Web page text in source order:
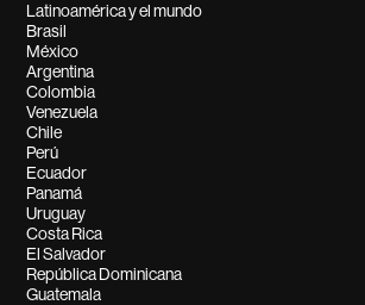
Latinoamérica y el mundo
Brasil
México
Argentina
Colombia
Venezuela
Chile
Perú
Ecuador
Panamá
Uruguay
Costa Rica
El Salvador
República Dominicana
Guatemala